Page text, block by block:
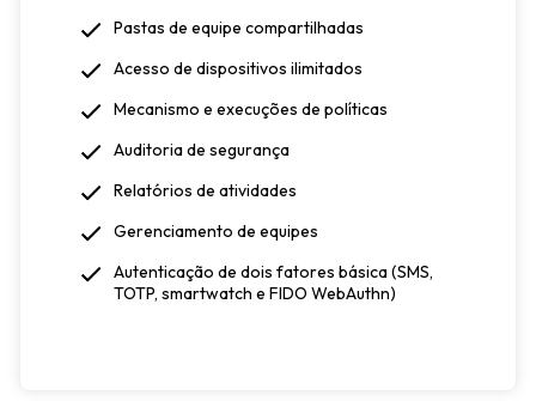
Pastas de equipe compartilhadas
Acesso de dispositivos ilimitados
Mecanismo e execuções de políticas
Auditoria de segurança
Relatórios de atividades
Gerenciamento de equipes
Autenticação de dois fatores básica (SMS,
TOTP, smartwatch e FIDO WebAuthn)